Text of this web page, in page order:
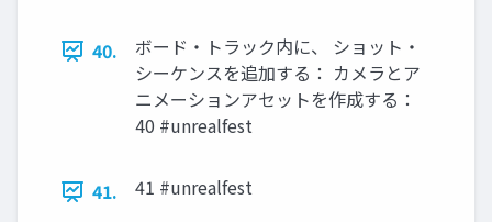
40.
ボード・トラック内に、 ショット・
シーケンスを追加する： カメラとア
ニメーションアセットを作成する：
40 #unrealfest
41. 41 #unrealfest